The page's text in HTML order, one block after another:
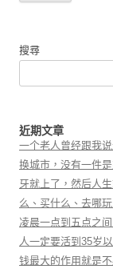
搜尋
近期文章
一个老人曾经跟我
换城市，没有一件
牙就上了，然后人
么、买什么、去哪
凌晨一点到五点之
人一定要活到35岁
钱最大的作用就是